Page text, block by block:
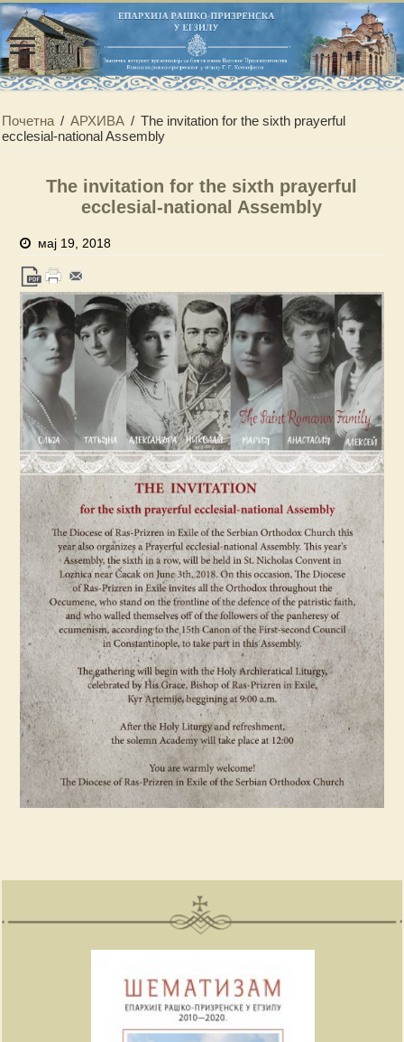
Почетна / АРХИВА / The invitation for the sixth prayerful
ecclesial-national Assembly
The invitation for the sixth prayerful
ecclesial-national Assembly
мај 19, 2018